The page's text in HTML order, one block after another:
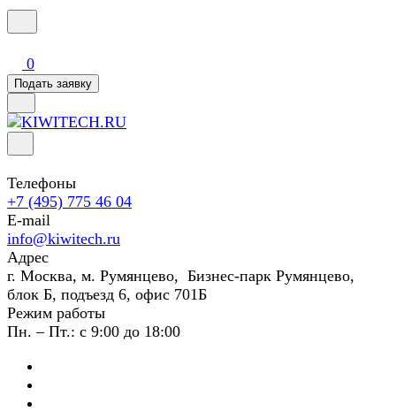
0
Подать заявку
Телефоны
+7 (495) 775 46 04
E-mail
info@kiwitech.ru
Адрес
г. Москва, м. Румянцево, Бизнес-парк Румянцево,
блок Б, подъезд 6, офис 701Б
Режим работы
Пн. – Пт.: с 9:00 до 18:00